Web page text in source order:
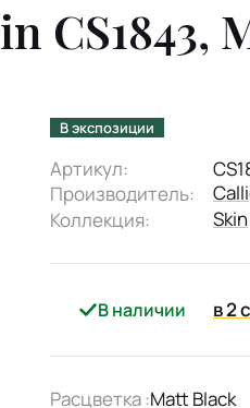
CS1843,
В экспозиции
Артикул:
Производитель:
Коллекция:
Skin
В наличии в 2
Расцветка :Matt Black